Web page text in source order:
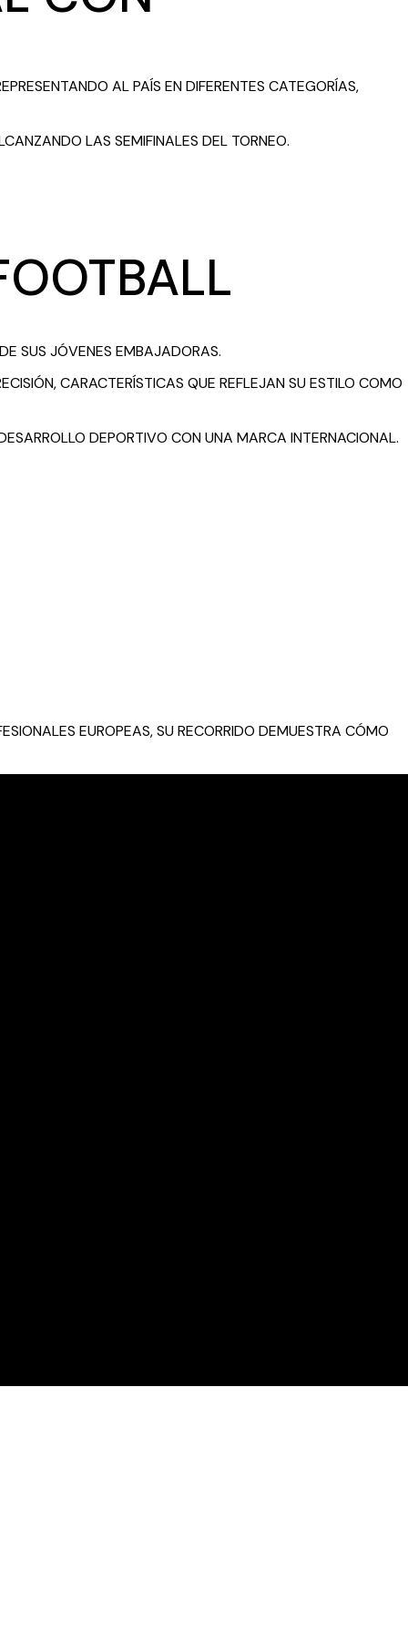
AL PAÍS EN DIFERENTES CATEGORÍAS,
LAS SEMIFINALES DEL TORNEO.
SUS JÓVENES EMBAJADORAS.
CARACTERÍSTICAS QUE REFLEJAN SU ESTILO COMO
DEPORTIVO CON UNA MARCA INTERNACIONAL.
EUROPEAS, SU RECORRIDO DEMUESTRA CÓMO